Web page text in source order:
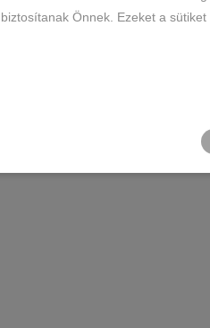
biztosítanak Önnek. Ezeket a